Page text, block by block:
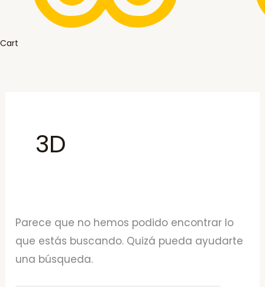
Cart
3D
Parece que no hemos podido encontrar lo
que estás buscando. Quizá pueda ayudarte
una búsqueda.